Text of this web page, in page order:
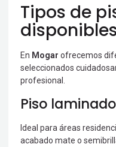
Tipos de
En Mogar ofrecemos
seleccionados
profesional.
Piso
Ideal para áreas
acabado mate o